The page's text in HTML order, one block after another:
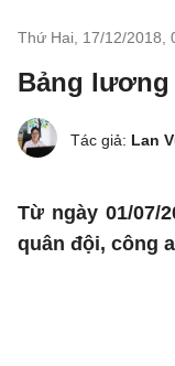
Thứ Hai, 17/12/2018
Bảng lương
Tác giả: Lan
Từ ngày 01/
quân đội, công